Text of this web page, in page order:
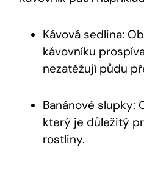
Kávová sedlina:
kávovníku
nezatěžují půdu
Banánové slupky:
který je důležitý
rostliny.